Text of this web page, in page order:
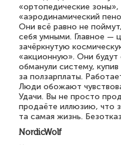
«ортопедические зоны»,
«аэродинамический
Они всё равно не
себя умными. Главное —
зачёркнутую
«акционную». Они будут
обманули систему,
за ползарплаты.
Люди обожают
Удачи. Вы не просто
продаёте иллюзию, что
та самая жизнь.
NordicWolf